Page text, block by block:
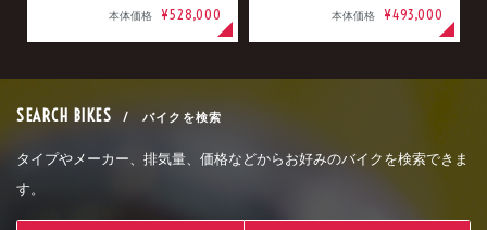
本体価格 ¥528,000 本体価格 ¥493,000
SEARCH BIKES / バイクを検索
タイプやメーカー、排気量、価格などからお好みのバイクを検索できま
す。